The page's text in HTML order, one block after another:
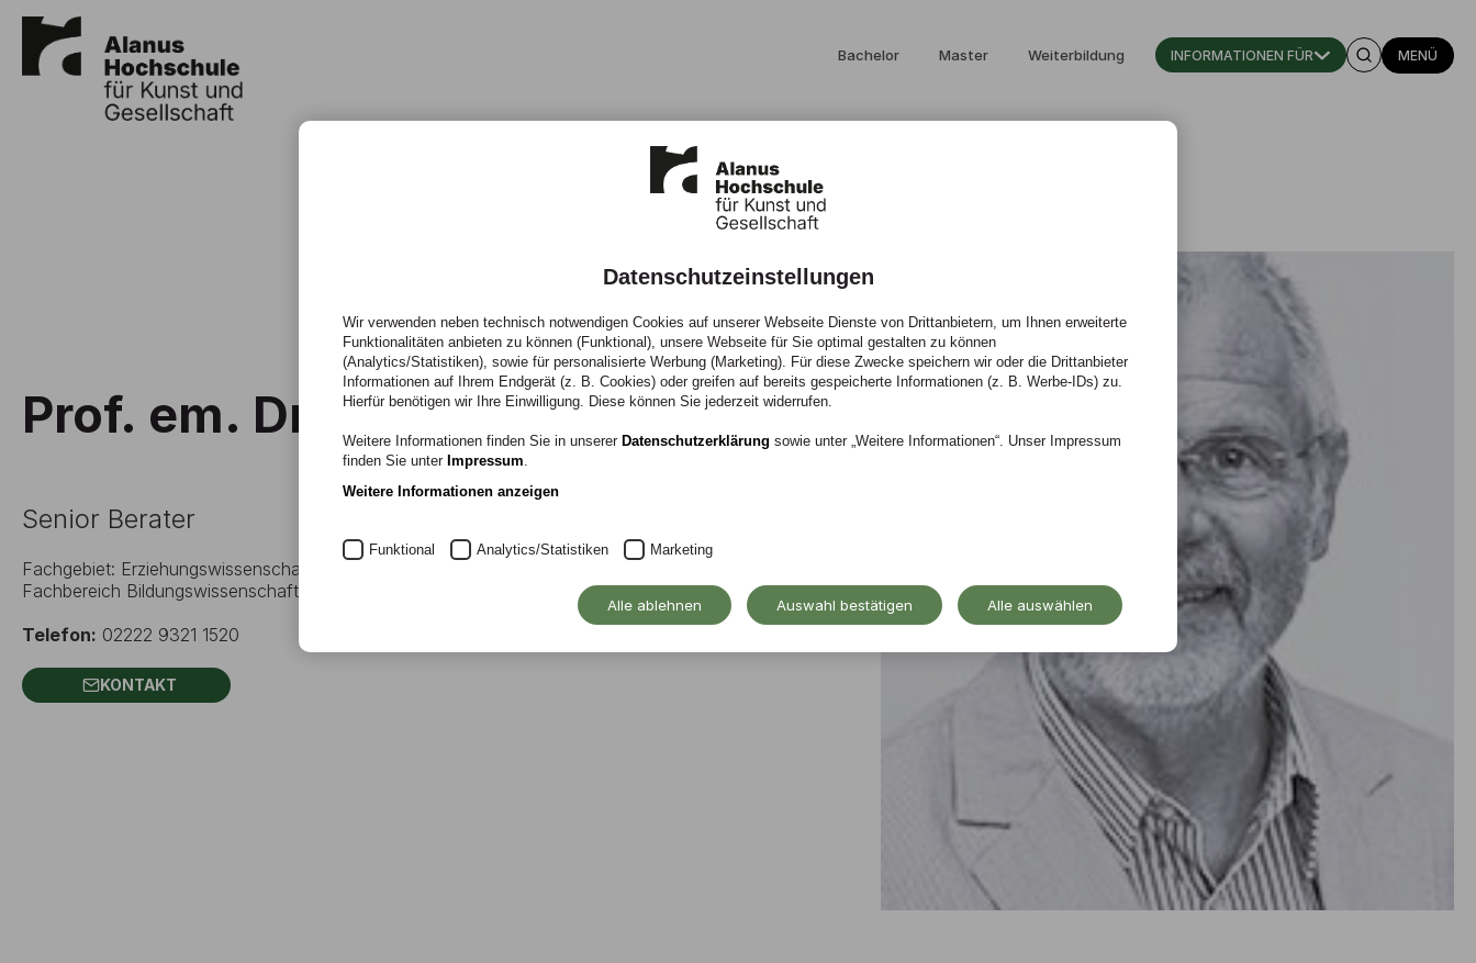
Bachelor Master Weiterbildung INFORMATIONEN FÜR MENÜ
Prof. em. Dr. Peter Schneider
Senior Berater
Fachgebiet: Erziehungswissenschaft, Kindheitspädagogik, Kunst- und Waldorfpädagogik/
Fachbereich Bildungswissenschaft
Telefon: 02222 9321 1520
KONTAKT
Datenschutzeinstellungen
Wir verwenden neben technisch notwendigen Cookies auf unserer Webseite Dienste von Drittanbietern, um Ihnen erweiterte
Funktionalitäten anbieten zu können (Funktional), unsere Webseite für Sie optimal gestalten zu können
(Analytics/Statistiken), sowie für personalisierte Werbung (Marketing). Für diese Zwecke speichern wir oder die Drittanbieter
Informationen auf Ihrem Endgerät (z. B. Cookies) oder greifen auf bereits gespeicherte Informationen (z. B. Werbe-IDs) zu.
Hierfür benötigen wir Ihre Einwilligung. Diese können Sie jederzeit widerrufen.
Weitere Informationen finden Sie in unserer Datenschutzerklärung sowie unter „Weitere Informationen“. Unser Impressum
finden Sie unter Impressum.
Weitere Informationen anzeigen
Funktional Analytics/Statistiken Marketing
Alle ablehnen Auswahl bestätigen Alle auswählen